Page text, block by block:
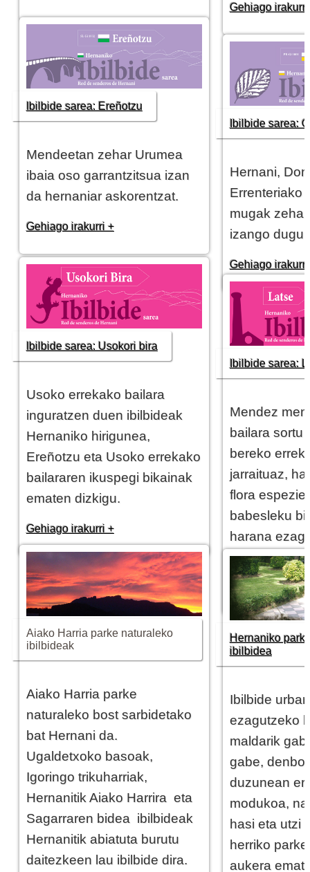
Gehiago
Ibilbide sarea: Ereñotzu
Mendeetan zehar Urumea
ibaia oso garrantzitsua izan
da hernaniar askorentzat.
Gehiago irakurri +
Ibilbide sarea:
Hernani,
Errenteriako
mugak
izango dugu.
Gehiago
Ibilbide sarea: Usokori bira
Usoko errekako bailara
inguratzen duen ibilbideak
Hernaniko hirigunea,
Ereñotzu eta Usoko errekako
bailararen ikuspegi bikainak
ematen dizkigu.
Gehiago irakurri +
Ibilbide sarea:
Mendez
bailara sortu
bereko
jarraituaz,
flora
babesleku
harana
gara.
Gehiago
Aiako Harria parke naturaleko
ibilbideak
Aiako Harria parke
naturaleko bost sarbidetako
bat Hernani da.
Ugaldetxoko basoak,
Igoringo trikuharriak,
Hernanitik Aiako Harrira eta
Sagarraren bidea ibilbideak
Hernanitik abiatuta burutu
daitezkeen lau ibilbide dira.
Hernaniko
ibilbidea
Ibilbide
ezagutzeko
maldarik
gabe,
duzunean
modukoa,
hasi eta utzi
herriko
aukera